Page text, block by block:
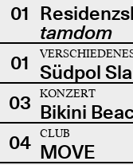
01
tamdom
01 Südpol
03
KONZERT
Bikini
04
CLUB
MOVE